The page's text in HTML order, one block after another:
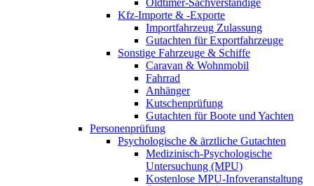
Kfz-Importe & -Exporte
Importfahrzeug Zulassung
Gutachten für Exportfahrzeuge
Sonstige Fahrzeuge & Schiffe
Caravan & Wohnmobil
Fahrrad
Anhänger
Kutschenprüfung
Gutachten für Boote und Yachten
Personenprüfung
Psychologische & ärztliche Gutachten
Medizinisch-Psychologische
Untersuchung (MPU)
Kostenlose MPU-Infoveranstaltung